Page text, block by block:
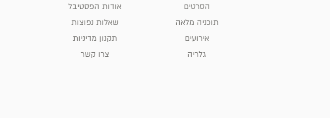
אודות הפסטיבל
שאלות נפוצות
תקנון מדיניות
צרו קשר
הסרטים
תוכניה מלאה
אירועים
גלריה